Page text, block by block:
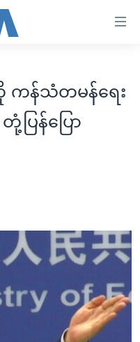
ကန်သံတမန်ရေး
ြန်ပြော